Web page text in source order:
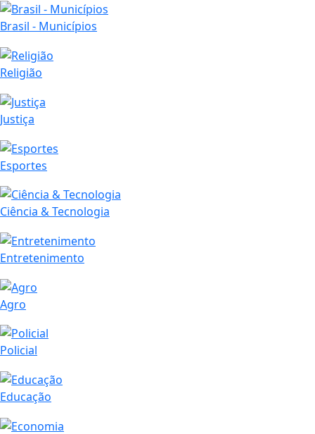
Brasil - Municípios
Religião
Justiça
Esportes
Ciência & Tecnologia
Entretenimento
Agro
Policial
Educação